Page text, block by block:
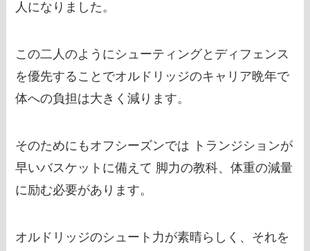
人になりました。
この二人のようにシューティングとディフェンス
を優先することでオルドリッジのキャリア晩年で
体への負担は大きく減ります。
そのためにもオフシーズンでは トランジションが
早いバスケットに備えて 脚力の教科、体重の減量
に励む必要があります。
オルドリッジのシュート力が素晴らしく、それを